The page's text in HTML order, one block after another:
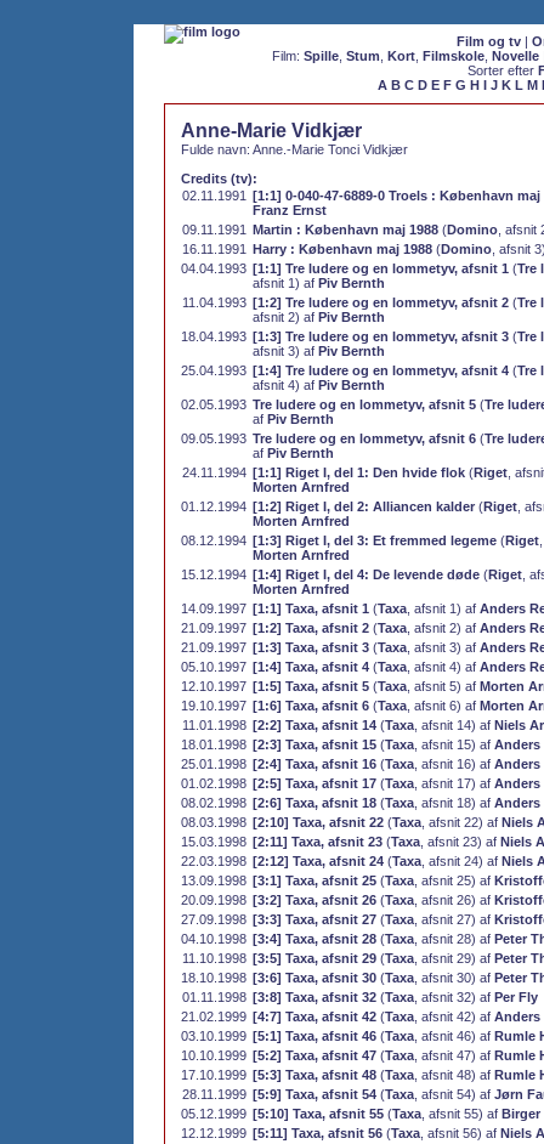
Film og tv|
Film: Spille, Stum Kort, Filmskole, Novelle
Sorter efter
A B C D E F G H I J K L M
Anne-Marie Vidkjær
Fulde navn: Anne.-Marie Tonci Vidkjær
Credits (tv):
02.11.1991 [1:1] 0-040-47-6889-0 Troels : København maj
Franz Ernst
09.11.1991 Martin : København maj 1988 (Domino ,
16.11.1991 Harry : København maj 1988 (Domino , afsnit
04.04.1993 [1:1] Tre ludere og en lommetyv, afsnit 1 (Tre
afsnit 1) af Piv Bernth
11.04.1993 [1:2] Tre ludere og en lommetyv, afsnit 2 (Tre
afsnit 2) af Piv Bernth
18.04.1993 [1:3] Tre ludere og en lommetyv, afsnit 3 (Tre
afsnit 3) af Piv Bernth
25.04.1993 [1:4] Tre ludere og en lommetyv, afsnit 4 (Tre
afsnit 4) af Piv Bernth
02.05.1993 Tre ludere og en lommetyv, afsnit 5 (Tre
af Piv Bernth
09.05.1993 Tre ludere og en lommetyv, afsnit 6 (Tre
af Piv Bernth
24.11.1994 [1:1] Riget I, del 1: Den hvide flok (Riget ,
Morten Arnfred
01.12.1994 [1:2] Riget I, del 2: Alliancen kalder (Riget ,
Morten Arnfred
08.12.1994 [1:3] Riget I, del 3: Et fremmed legeme (Riget
Morten Arnfred
15.12.1994 [1:4] Riget I, del 4: De levende døde (Riget ,
Morten Arnfred
14.09.1997 [1:1] Taxa, afsnit 1 (Taxa , afsnit 1) af Anders
21.09.1997 [1:2] Taxa, afsnit 2 (Taxa , afsnit 2) af Anders
21.09.1997 [1:3] Taxa, afsnit 3 (Taxa , afsnit 3) af Anders
05.10.1997 [1:4] Taxa, afsnit 4 (Taxa , afsnit 4) af Anders
12.10.1997 [1:5] Taxa, afsnit 5 (Taxa , afsnit 5) af Morten
19.10.1997 [1:6] Taxa, afsnit 6 (Taxa , afsnit 6) af Morten
11.01.1998 [2:2] Taxa, afsnit 14 (Taxa , afsnit 14) af Niels
18.01.1998 [2:3] Taxa, afsnit 15 (Taxa , afsnit 15) af Anders
25.01.1998 [2:4] Taxa, afsnit 16 (Taxa , afsnit 16) af Anders
01.02.1998 [2:5] Taxa, afsnit 17 (Taxa , afsnit 17) af Anders
08.02.1998 [2:6] Taxa, afsnit 18 (Taxa , afsnit 18) af Anders
08.03.1998 [2:10] Taxa, afsnit 22 (Taxa , afsnit 22) af Niels
15.03.1998 [2:11] Taxa, afsnit 23 (Taxa , afsnit 23) af Niels
22.03.1998 [2:12] Taxa, afsnit 24 (Taxa , afsnit 24) af Niels
13.09.1998 [3:1] Taxa, afsnit 25 (Taxa , afsnit 25) af
20.09.1998 [3:2] Taxa, afsnit 26 (Taxa , afsnit 26) af
27.09.1998 [3:3] Taxa, afsnit 27 (Taxa , afsnit 27) af
04.10.1998 [3:4] Taxa, afsnit 28 (Taxa , afsnit 28) af Peter
11.10.1998 [3:5] Taxa, afsnit 29 (Taxa , afsnit 29) af Peter
18.10.1998 [3:6] Taxa, afsnit 30 (Taxa , afsnit 30) af Peter
01.11.1998 [3:8] Taxa, afsnit 32 (Taxa , afsnit 32) af Per Fly
21.02.1999 [4:7] Taxa, afsnit 42 (Taxa , afsnit 42) af Anders
03.10.1999 [5:1] Taxa, afsnit 46 (Taxa , afsnit 46) af Rumle
10.10.1999 [5:2] Taxa, afsnit 47 (Taxa , afsnit 47) af Rumle
17.10.1999 [5:3] Taxa, afsnit 48 (Taxa , afsnit 48) af Rumle
28.11.1999 [5:9] Taxa, afsnit 54 (Taxa , afsnit 54) af Jørn
05.12.1999 [5:10] Taxa, afsnit 55 (Taxa , afsnit 55) af Birger
12.12.1999 [5:11] Taxa, afsnit 56 (Taxa , afsnit 56) af Niels